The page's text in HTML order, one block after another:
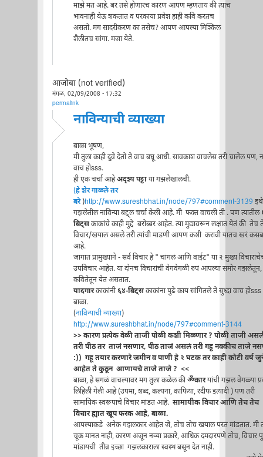
माझे मत आहे. बर तसे होणारच कारण आपण म्हणताय की त्याच
भावनाही येऊ शकतात व परकाया प्रवेश हाही कवि करतच
असतो. मग सादरीकरण का तसेच? आपण आपल्या मिश्किल
शैलीतच सांगा. मजा येते.
आजोबा (not verified)
मंगळ, 02/09/2008 - 17:32
permalink
नाविन्याची व्याख्या
बाळा भूषण,
मी तुला काही दुवे देतो ते वाच बघू आधी. सावकाश वाचलेस तरी चालेल पण,
वाच होsss.
ही एक चर्चा आहेअदृश्य पट्टाया गझलेखालची.
(हे शेर गाळ्ले तर
बरे )http://www.sureshbhat.in/node/797#comment-3139 इथे
गझलेतील नाविन्या बद्द्ल चर्चा केली आहे. मी फक्त वाचली ती . पण त्यातील
बिट्सकाकांचे काही मुद्दे बरोब्बर आहेत. त्या मुद्यावरून लक्षात येतं की तेच
विचार/खयाल असले तरी त्यांची माडणी आपण कशी करावी यातच खरं कसब
आहे.
जागात प्रामुख्याने - सर्व विचार हे " चांगलं आणि वाईट" या २ मुख्य
उपविचार आहेत. या दोनच विचारांची वेगवेगळी रुपं आपल्या समोर गझलेतून,
कवितेतून येत असतात.
यादगारकाकांनी६४-बिट्सकाकांना पुढे काय सांगितले ते सुध्दा वाच होsss
बाळा.
(नाविन्याची व्याख्या)
http://www.sureshbhat.in/node/797#comment-3144
>> कारण प्रत्येक वेळी ताजी पोळी कशी मिळ्णार ? पोळी ताजी
तरी पीठ तर ताजं नसणार, पीठ ताजं असलं तरी गहू नक्कीच ताजे
:)) गहू तयार करणारे जमीन व पाणी हे २ घटक तर काही कोटी वर्ष
आहेत ते कुठून आणायचे ताजे ताजे ? <<
बाळा, हे सगळं वाचल्यावर मग तुला कळेल कीॐकारयांची गझल वेगळ्या
लिहिली गेली आहे (उपमा, शब्द, कल्पना, काफिया, रदीफ इत्यादी ) पण तरी
सामायिक स्वरूपाचे विचार मांडत आहे. सामायीक विचार आणि तेच तेच
विचार ह्यात खूप फरक आहे, बाळा.
आपल्याकडे अनेक गझलकार आहेत जे, तोच तोच खयाल परत मांडतात. मी
चूक मानत नाही, कारण अजून नव्या प्रकारे, आधिक दमदारपणे तोच, विचार
मांडायची तीव्र इच्छा गझलकाराला स्वस्थ बसून देत नाही.